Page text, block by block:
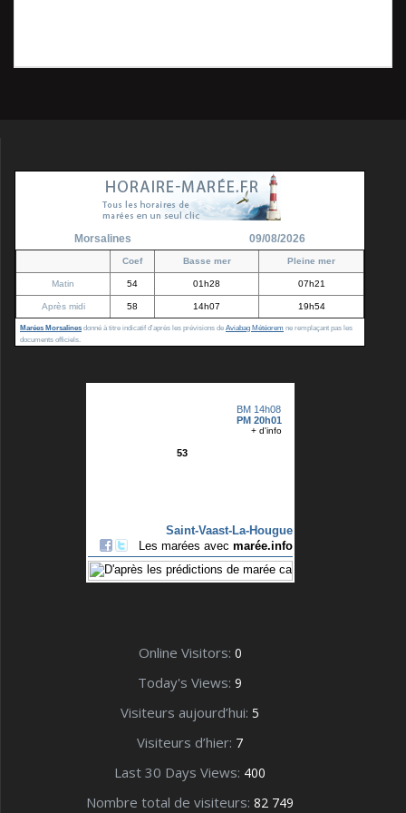
l’article
Morsalines 09/08/2026
Coef Basse mer Pleine mer
Matin 54 01h28 07h21
Après midi 58 14h07 19h54
Marées Morsalines donné à titre indicatif d'après les prévisions de Aviabag Météorem ne remplaçant pas les
documents officiels.
Online Visitors: 0
Today's Views: 9
Visiteurs aujourd’hui: 5
Visiteurs d’hier: 7
Last 30 Days Views: 400
Nombre total de visiteurs: 82 749